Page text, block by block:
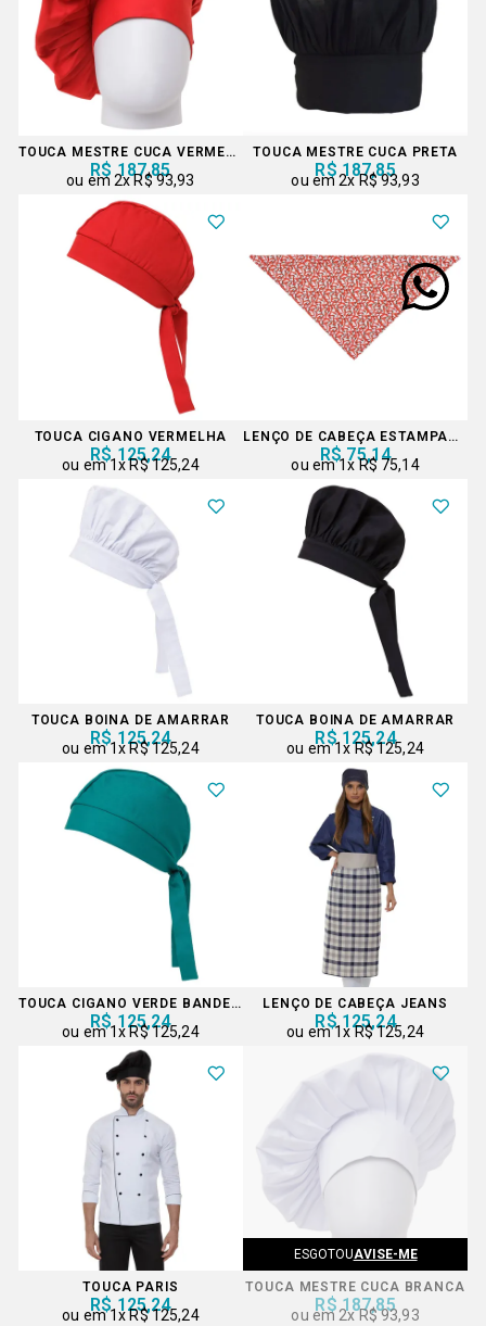
TOUCA MESTRE CUCA VERMELHA
R$ 187,85
2xR$ 93,93
TOUCA MESTRE CUCA PRETA
R$ 187,85
2xR$ 93,93
TOUCA CIGANO VERMELHA
R$ 125,24
1xR$ 125,24
LENÇO DE CABEÇA ESTAMPADO
R$ 75,14
1xR$ 75,14
TOUCA BOINA DE AMARRAR
R$ 125,24
1xR$ 125,24
TOUCA BOINA DE AMARRAR
R$ 125,24
1xR$ 125,24
TOUCA CIGANO VERDE BANDEIRA
R$ 125,24
1xR$ 125,24
LENÇO DE CABEÇA JEANS
R$ 125,24
1xR$ 125,24
TOUCA PARIS
R$ 125,24
1xR$ 125,24
ESGOTOUAVISE-ME
TOUCA MESTRE CUCA BRANCA
R$ 187,85
2xR$ 93,93